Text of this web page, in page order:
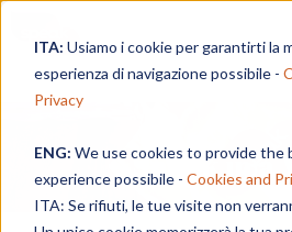
ITA: Usiamo i cookie per garantirti la
esperienza di navigazione possibile -
Privacy
ENG: We use cookies to provide the
experience possibile - Cookies and
ITA: Se rifiuti, le tue visite non
Speak in a